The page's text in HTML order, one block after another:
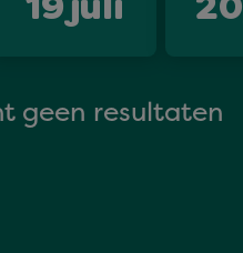
19 juli 20
geen resultaten